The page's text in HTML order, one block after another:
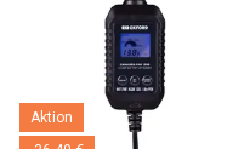
Aktion